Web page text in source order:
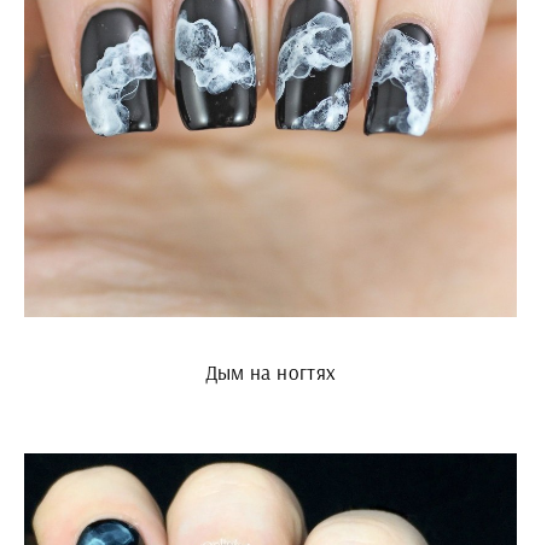
Дым на ногтях